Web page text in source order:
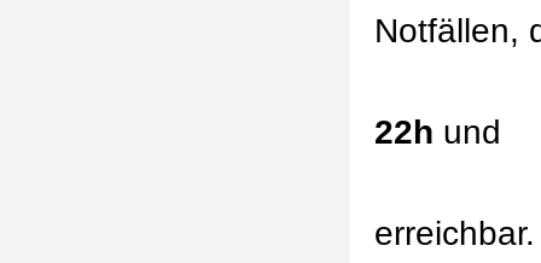
Notfällen,
22h und
erreichbar.